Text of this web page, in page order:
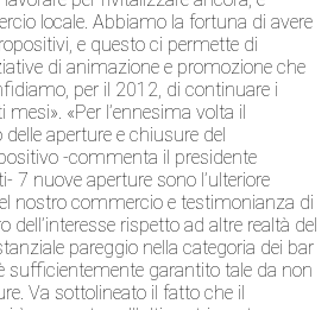
locale. Abbiamo la fortuna di avere
e questo ci permette di
di animazione e promozione che
per il 2012, di continuare i
«Per l’ennesima volta il
aperture e chiusure del
-commenta il presidente
7 nuove aperture sono l’ulteriore
nostro commercio e testimonianza di
dell’interesse rispetto ad altre realtà del
pareggio nella categoria dei bar
sufficientemente garantito tale da non
Va sottolineato il fatto che il